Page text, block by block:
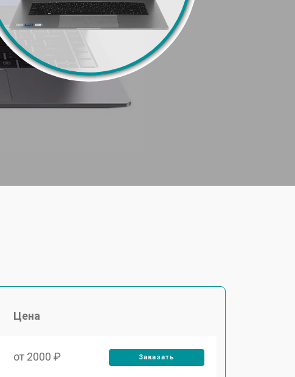
Цена
от 2000 ₽ Заказать